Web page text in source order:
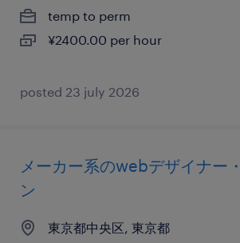
temp to perm
¥2400.00 per hour
posted 23 july 2026
メーカー系のwebデザイナー
ン
東京都中央区, 東京都